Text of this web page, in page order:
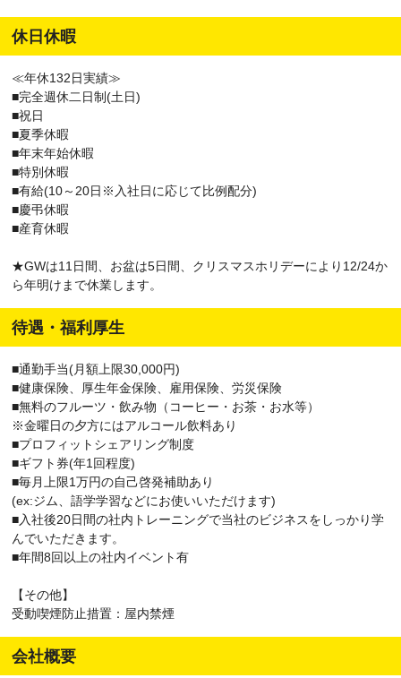
休日休暇
≪年休132日実績≫
■完全週休二日制(土日)
■祝日
■夏季休暇
■年末年始休暇
■特別休暇
■有給(10～20日※入社日に応じて比例配分)
■慶弔休暇
■産育休暇
★GWは11日間、お盆は5日間、クリスマスホリデーにより12/24か
ら年明けまで休業します。
待遇・福利厚生
■通勤手当(月額上限30,000円)
■健康保険、厚生年金保険、雇用保険、労災保険
■無料のフルーツ・飲み物（コーヒー・お茶・お水等）
※金曜日の夕方にはアルコール飲料あり
■プロフィットシェアリング制度
■ギフト券(年1回程度)
■毎月上限1万円の自己啓発補助あり
(ex:ジム、語学学習などにお使いいただけます)
■入社後20日間の社内トレーニングで当社のビジネスをしっかり学
んでいただきます。
■年間8回以上の社内イベント有
【その他】
受動喫煙防止措置：屋内禁煙
会社概要